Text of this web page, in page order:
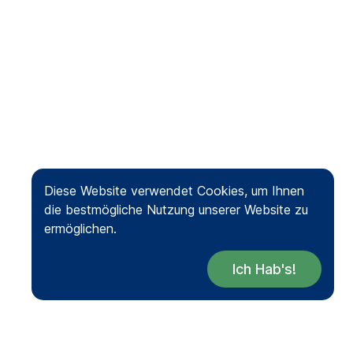
Diese Website verwendet Cookies, um Ihnen
die bestmögliche Nutzung unserer Website zu
ermöglichen.
Ich Hab's!